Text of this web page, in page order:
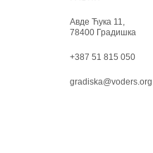
Авде Ћука 11,
78400 Градишка
+387 51 815 050
gradiska@voders.org